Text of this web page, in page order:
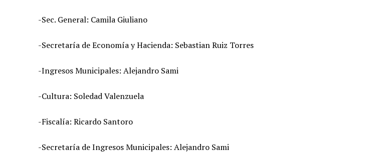
-Sec. General: Camila Giuliano
-Secretaría de Economía y Hacienda: Sebastian Ruiz Torres
-Ingresos Municipales: Alejandro Sami
-Cultura: Soledad Valenzuela
-Fiscalía: Ricardo Santoro
-Secretaría de Ingresos Municipales: Alejandro Sami